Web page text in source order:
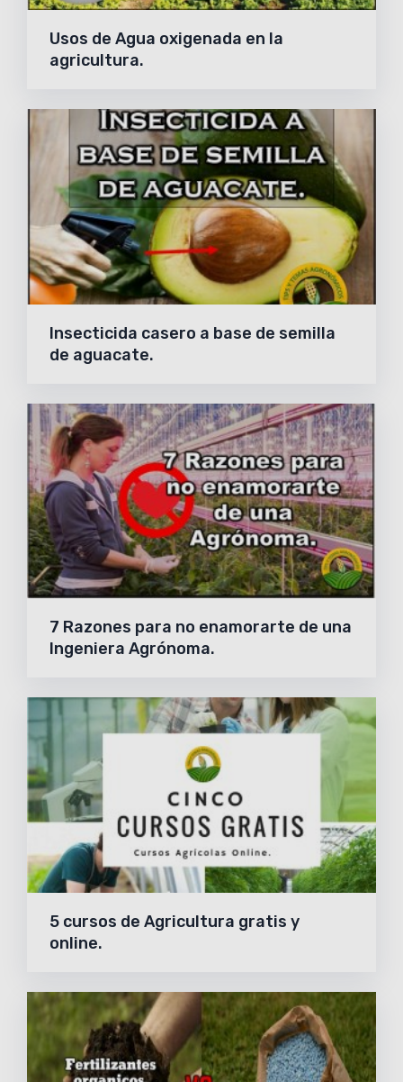
Usos de Agua oxigenada en la
agricultura.
Insecticida casero a base de semilla
de aguacate.
7 Razones para no enamorarte de una
Ingeniera Agrónoma.
5 cursos de Agricultura gratis y
online.